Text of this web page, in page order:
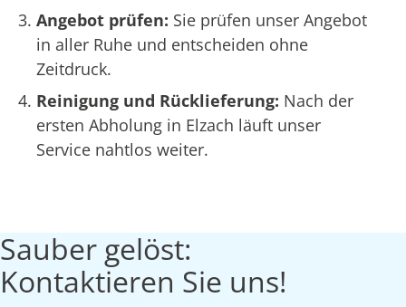
Angebot prüfen: Sie prüfen unser Angebot
in aller Ruhe und entscheiden ohne
Zeitdruck.
Reinigung und Rücklieferung: Nach der
ersten Abholung in Elzach läuft unser
Service nahtlos weiter.
Sauber gelöst:
Kontaktieren Sie uns!